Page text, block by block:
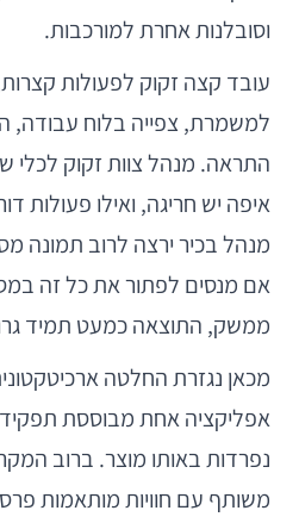
וסובלנות אחרת למורכבות.
עובד קצה זקוק לפעולות קצרות,
למשמרת, צפייה בלוח
התראה. מנהל צוות זקוק לכלי
איפה יש חריגה, ואילו פעולות
מנהל בכיר ירצה לרוב תמונה
אם מנסים לפתור את כל זה
ממשק, התוצאה כמעט תמיד
מכאן נגזרת החלטה
אפליקציה אחת מבוססת
נפרדות באותו מוצר. ברוב
משותף עם חוויות מותאמות